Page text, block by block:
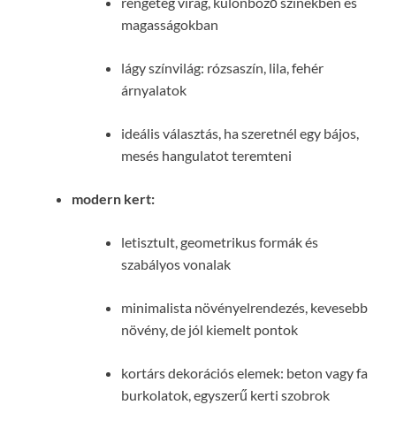
magasságokban
lágy színvilág: rózsaszín, lila, fehér
árnyalatok
ideális választás, ha szeretnél egy bájos,
mesés hangulatot teremteni
modern kert:
letisztult, geometrikus formák és
szabályos vonalak
minimalista növényelrendezés, kevesebb
növény, de jól kiemelt pontok
kortárs dekorációs elemek: beton vagy fa
burkolatok, egyszerű kerti szobrok